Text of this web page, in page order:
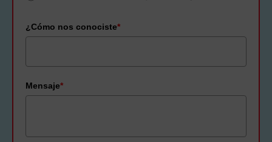
¿Cómo nos conociste*
Mensaje*